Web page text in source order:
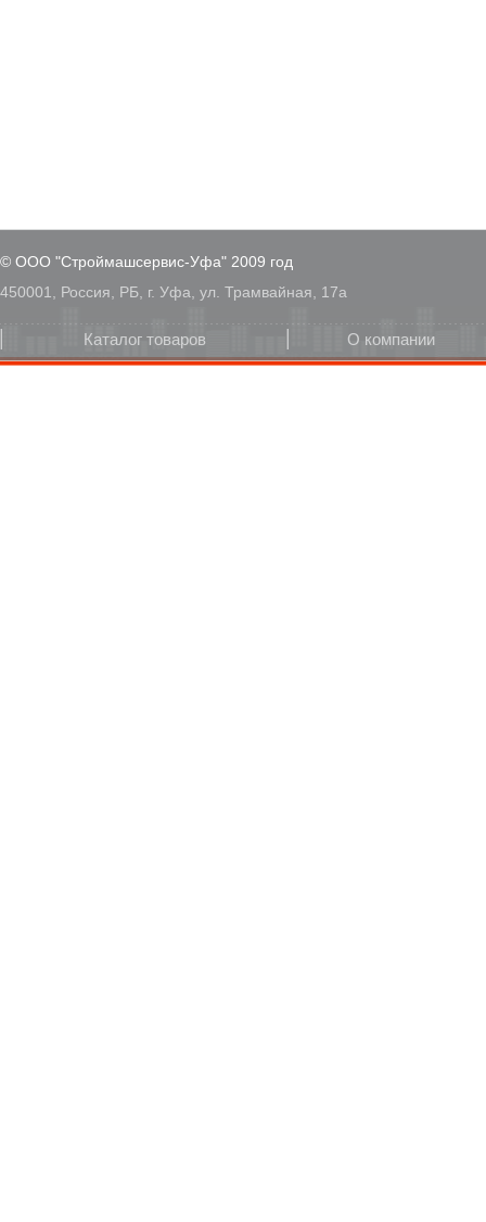
© ООО "Строймашсервис-Уфа" 2009 год
450001, Россия, РБ, г. Уфа, ул. Трамвайная, 17а
Каталог товаров О компании